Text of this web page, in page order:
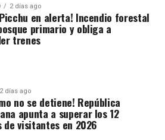
2 días ago
Picchu en alerta! Incendio forestal
primario y obliga a
trenes
2 días ago
no se detiene! República
apunta a superar los 12
de visitantes en 2026